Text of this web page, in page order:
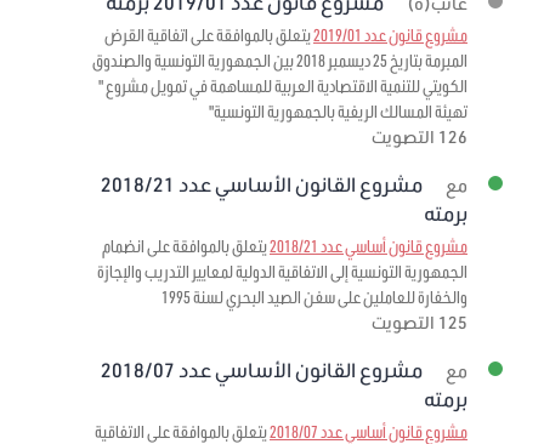
مشروع قانون عدد 2019/01
يتعلق بالموافقة على اتفاقية القرض
المبرمة بتاريخ 25 ديسمبر 2018 بين الجمهورية التونسية والصندوق
الكويتي للتنمية الاقتصادية العربية للمساهمة في تمويل مشروع "
تهيئة المسالك الريفية بالجمهورية التونسية"
126 التصويت
مع
مشروع القانون الأساسي عدد 2018/21
برمته
مشروع قانون أساسي عدد 2018/21
يتعلق بالموافقة على انضمام
الجمهورية التونسية إلى الاتفاقية الدولية لمعايير التدريب والإجازة
والخفارة للعاملين على سفن الصيد البحري لسنة 1995
125 التصويت
مع
مشروع القانون الأساسي عدد 2018/07
برمته
مشروع قانون أساسي عدد 2018/07
يتعلق بالموافقة على الاتفاقية